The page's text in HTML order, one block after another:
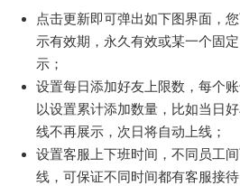
点击更新即可弹出如下图界面，
示有效期，永久有效或某一个固
示；
设置每日添加好友上限数，每个
以设置累计添加数量，比如当日
线不再展示，次日将自动上线；
设置客服上下班时间，不同员工
线，可保证不同时间都有客服接待